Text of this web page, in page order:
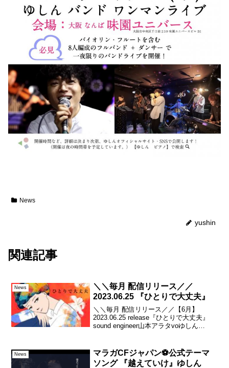
News
yushin
関連記事
News
＼＼毎月 配信リリース／／
2023.06.25 『ひとりで大丈夫』
＼＼毎月 配信リリース／／【6月】
2023.06.25 release『ひとりで大丈夫』
sound engineer山本アラタvoゆしん
visua...
News
マラガCFジャパン⚽️公式テーマ
ソング 『越えていけ』ゆしん